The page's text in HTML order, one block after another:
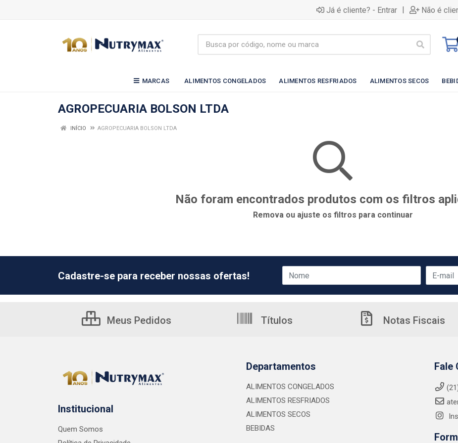
Já é cliente? - Entrar | Não é
MARCAS ALIMENTOS CONGELADOS ALIMENTOS RESFRIADOS ALIMENTOS SECOS
AGROPECUARIA BOLSON LTDA
INÍCIO AGROPECUARIA BOLSON LTDA
Não foram encontrados produtos com os filtros
Remova ou ajuste os filtros para continuar
Cadastre-se para receber nossas ofertas!
Meus Pedidos Títulos Notas Fiscais
Institucional
Quem Somos
Departamentos
ALIMENTOS CONGELADOS
ALIMENTOS RESFRIADOS
ALIMENTOS SECOS
BEBIDAS
Fale